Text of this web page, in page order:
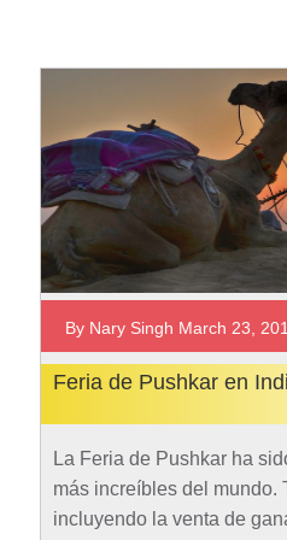
By Nary Singh March 23,
Feria de Pushkar en
La Feria de Pushkar ha
más increíbles del mundo.
incluyendo la venta de